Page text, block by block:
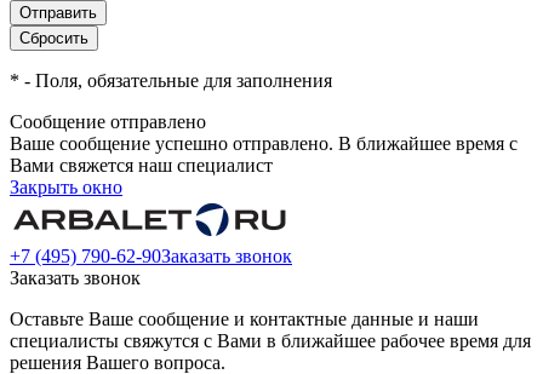
* - Поля, обязательные для заполнения
Сообщение отправлено
Ваше сообщение успешно отправлено. В ближайшее время с
Вами свяжется наш специалист
Закрыть окно
+7 (495) 790-62-90Заказать звонок
Заказать звонок
Оставьте Ваше сообщение и контактные данные и наши
специалисты свяжутся с Вами в ближайшее рабочее время для
решения Вашего вопроса.